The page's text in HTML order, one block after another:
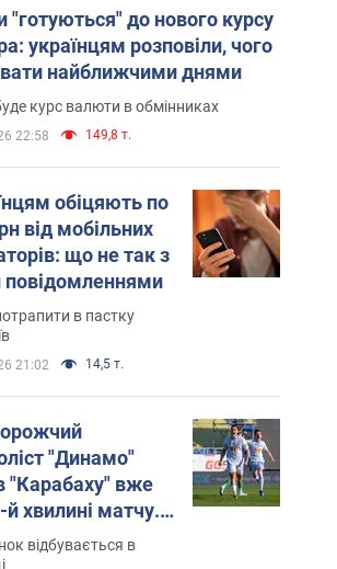
"готуються" до нового курсу
українцям розповіли, чого
найближчими днями
курс валюти в обмінниках
22:58 149,8 т.
обіцяють по
від мобільних
що не так з
в пастку
21:02 14,5 т.
"Динамо"
"Карабаху" вже
й хвилині матчу.
відбувається в